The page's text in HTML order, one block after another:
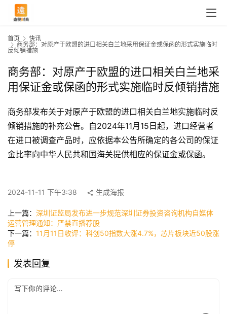
快
讯
公
首页
快讯
商务部：对原产于欧盟的进口相关白兰地采用保证金或保函的形式实施临时
反倾销措施
商务部：对原产于欧盟的进口相关白兰地采
用保证金或保函的形式实施临时反倾销措施
商务部发布关于对原产于欧盟的进口相关白兰地实施临时反
倾销措施的补充公告。自2024年11月15日起，进口经营者
在进口被调查产品时，应依据本公告所确定的各公司的保证
金比率向中华人民共和国海关提供相应的保证金或保函。
2024-11-11 下午3:38 生成海报
上一篇： 深圳证监局发布进一步规范深圳证券投资咨询机构自媒体
运营管理通知：严禁直播荐股
下一篇： 11月11日收评：科创50指数大涨4.7%，芯片板块近50股涨
停
发表回复